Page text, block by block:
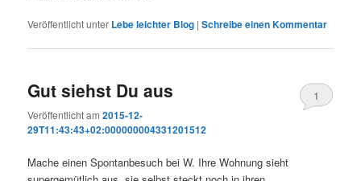
Veröffentlicht unter Lebe leichter Blog |Schreibe einen Kommentar
Gut siehst Du aus
Veröffentlicht am2015-12-
29T11:43:43+02:000000004331201512
1
Mache einen Spontanbesuch bei W. Ihre Wohnung sieht